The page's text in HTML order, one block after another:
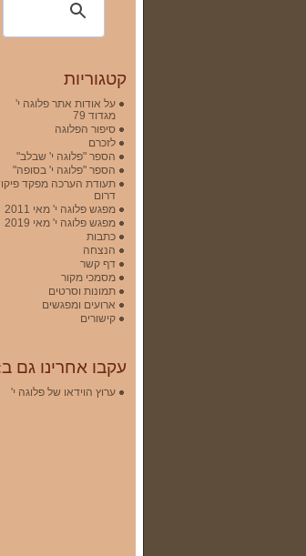
קטגוריות
על אודות אתר פלוגה י'
מגדוד 79
סיפור הפלוגה
לזכרם
הספר "פלוגה י' שבלב"
הספר "פלוגה י' בסופה"
תעודת הערכה מפקד
דרום
מפגש פלוגה י' מאי 2011
מפגש פלוגה י' מאי 2019
כתבות
הנצחה
דף קשר
מסמכי מקור
תמונות וסרטים
ארועים ומפגשים
קישורים
עקבו אחרינו גם
ערוץ הוידאו של פלוגה י'